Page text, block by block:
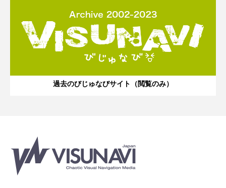
過去のびじゅなびサイト（閲覧のみ）